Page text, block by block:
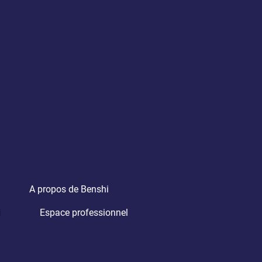
A propos de Benshi
Espace professionnel